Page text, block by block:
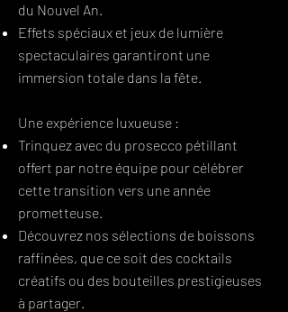
du Nouvel An.
Effets spéciaux et jeux de lumière
spectaculaires garantiront une
immersion totale dans la fête.
Une expérience luxueuse :
Trinquez avec du prosecco pétillant
offert par notre équipe pour célébrer
cette transition vers une année
prometteuse.
Découvrez nos sélections de boissons
raffinées, que ce soit des cocktails
créatifs ou des bouteilles prestigieuses
à partager.